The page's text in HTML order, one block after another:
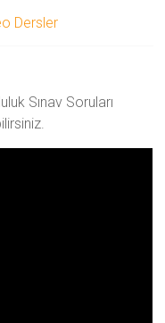
Dersler
Sınav Soruları